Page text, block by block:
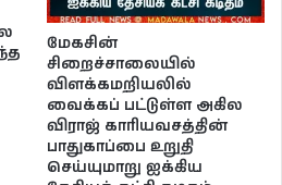
மேகசின்
சிறைச்சாலையில்
விளக்கமறியலில்
வைக்கப் பட்டுள்ள அகில
விராஜ் காரியவசத்தின்
பாதுகாப்பை உறுதி
செய்யுமாறு ஐக்கிய